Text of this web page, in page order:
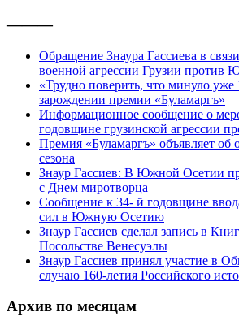
———
Обращение Знаура Гассиева в
военной агрессии Грузии против
«Трудно поверить, что минуло уже
зарождении премии «Буламаргъ»
Информационное сообщение о
годовщине грузинской агрессии
Премия «Буламаргъ» объявляет об
сезона
Знаур Гассиев: В Южной Осетии
с Днем миротворца
Сообщение к 34- й годовщине
сил в Южную Осетию
Знаур Гассиев сделал запись в
Посольстве Венесуэлы
Знаур Гассиев принял участие в
случаю 160-летия Российского
Архив по месяцам